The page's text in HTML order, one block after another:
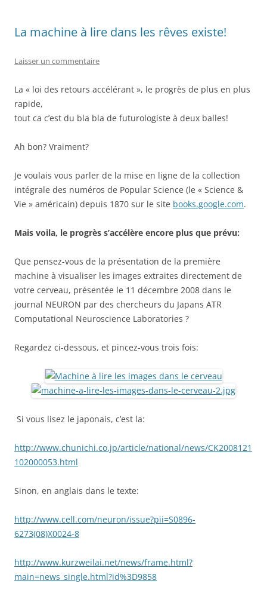
La machine à lire dans les rêves existe!
Laisser un commentaire
La « loi des retours accélérant », le progrès de plus en plus
rapide,
tout ca c’est du bla bla de futurologiste à deux balles!
Ah bon? Vraiment?
Je voulais vous parler de la mise en ligne de la collection
intégrale des numéros de Popular Science (le « Science &
Vie » américain) depuis 1870 sur le site books.google.com.
Mais voila, le progrès s’accélère encore plus que prévu:
Que pensez-vous de la présentation de la première
machine à visualiser les images extraites directement de
votre cerveau, présentée le 11 décembre 2008 dans le
journal NEURON par des chercheurs du Japans ATR
Computational Neuroscience Laboratories ?
Regardez ci-dessous, et pincez-vous trois fois:
Si vous lisez le japonais, c’est la:
http://www.chunichi.co.jp/article/national/news/CK2008121
102000053.html
Sinon, en anglais dans le texte:
http://www.cell.com/neuron/issue?pii=S0896-
6273(08)X0024-8
http://www.kurzweilai.net/news/frame.html?
main=news_single.html?id%3D9858